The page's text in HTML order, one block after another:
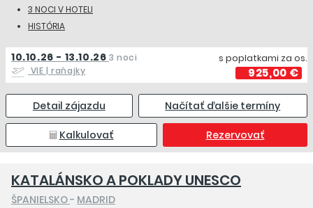
3 NOCI V HOTELI
HISTÓRIA
10.10.26 - 13.10.26 3 noci
VIE| raňajky
s poplatkami za os.
925,00 €
Detail zájazdu Načítať ďalšie termíny
Kalkulovať Rezervovať
KATALÁNSKO A POKLADY UNESCO
ŠPANIELSKO- MADRID